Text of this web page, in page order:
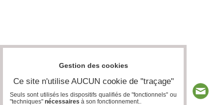
Gestion des cookies
Ce site n'utilise AUCUN cookie de "traçage"
Seuls sont utilisés les dispositifs qualifiés de "fonctionnels" ou
"techniques" nécessaires à son fonctionnement..